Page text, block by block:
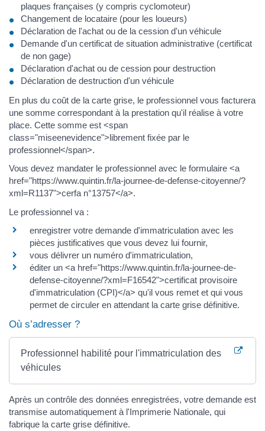
plaques françaises (y compris cyclomoteur)
Changement de locataire (pour les loueurs)
Déclaration de l'achat ou de la cession d'un véhicule
Demande d'un certificat de situation administrative (certificat
de non gage)
Déclaration d'achat ou de cession pour destruction
Déclaration de destruction d'un véhicule
En plus du coût de la carte grise, le professionnel vous facturera
une somme correspondant à la prestation qu'il réalise à votre
place. Cette somme est <span
class="miseenevidence">librement fixée par le
professionnel</span>.
Vous devez mandater le professionnel avec le formulaire <a
href="https://www.quintin.fr/la-journee-de-defense-citoyenne/?
xml=R1137">cerfa n°13757</a>.
Le professionnel va :
enregistrer votre demande d'immatriculation avec les
pièces justificatives que vous devez lui fournir,
vous délivrer un numéro d'immatriculation,
éditer un <a href="https://www.quintin.fr/la-journee-de-
defense-citoyenne/?xml=F16542">certificat provisoire
d'immatriculation (CPI)</a> qu'il vous remet et qui vous
permet de circuler en attendant la carte grise définitive.
Où s’adresser ?
Professionnel habilité pour l'immatriculation des
véhicules
Après un contrôle des données enregistrées, votre demande est
transmise automatiquement à l'Imprimerie Nationale, qui
fabrique la carte grise définitive.